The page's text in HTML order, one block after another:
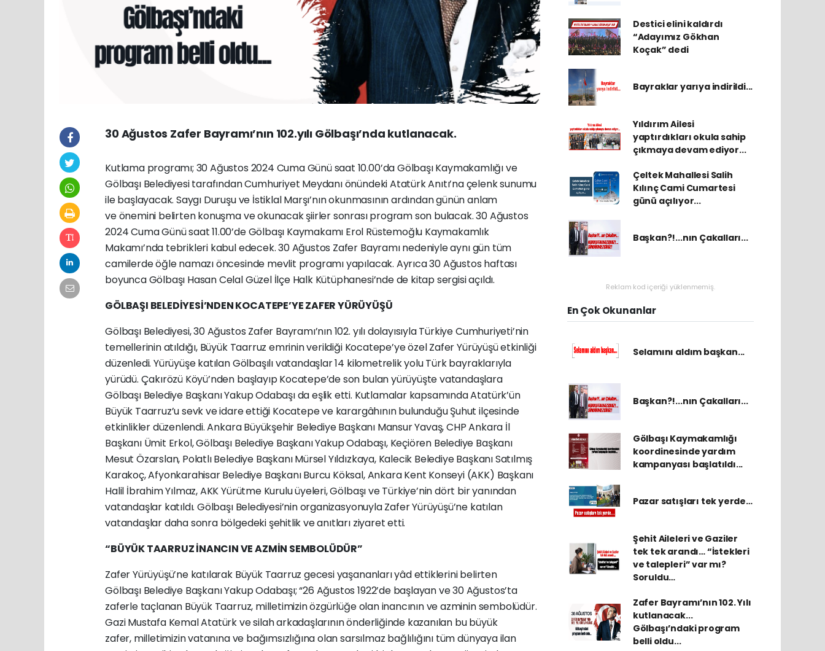
30 Ağustos Zafer Bayramı’nın 102.yılı Gölbaşı’nda kutlanacak.
Kutlama programı; 30 Ağustos 2024 Cuma Günü saat 10.00’da Gölbaşı Kaymakamlığı ve
Gölbaşı Belediyesi tarafından Cumhuriyet Meydanı önündeki Atatürk Anıtı’na çelenk sunumu
ilebaşlayacak. Saygı Duruşu ve İstiklal Marşı’nın okunmasının ardından günün anlam
veönemini belirten konuşma ve okunacak şiirler sonrası program son bulacak.30 Ağustos
2024 Cuma Günü saat 11.00’de Gölbaşı Kaymakamı Erol Rüstemoğlu Kaymakamlık
Makamı’nda tebrikleri kabul edecek. 30 Ağustos Zafer Bayramı nedeniyle aynıgün tüm
camilerde öğle namazı öncesinde mevlit programı yapılacak. Ayrıca 30 Ağustos haftası
boyunca Gölbaşı Hasan Celal Güzel İlçe Halk Kütüphanesi’nde de kitap sergisi açıldı.
GÖLBAŞI BELEDİYESİ’NDEN KOCATEPE’YE ZAFER YÜRÜYÜŞÜ
Gölbaşı Belediyesi, 30 Ağustos Zafer Bayramı’nın 102. yılı dolayısıyla TürkiyeCumhuriyeti’nin
temellerinin atıldığı, Büyük Taarruz emrinin verildiği Kocatepe’ye özelZafer Yürüyüşü etkinliği
düzenledi. Yürüyüşe katılan Gölbaşılı vatandaşlar 14 kilometrelikyolu Türk bayraklarıyla
yürüdü. Çakırözü Köyü’nden başlayıp Kocatepe’de son bulanyürüyüşte vatandaşlara
Gölbaşı Belediye Başkanı Yakup Odabaşı da eşlik etti. Kutlamalar kapsamında Atatürk’ün
Büyük Taarruz’u sevk ve idare ettiği Kocatepe ve karargâhınınbulunduğu Şuhut ilçesinde
etkinlikler düzenlendi. Ankara Büyükşehir Belediye Başkanı Mansur Yavaş, CHP Ankara İl
Başkanı Ümit Erkol, Gölbaşı Belediye Başkanı YakupOdabaşı, Keçiören Belediye Başkanı
Mesut Özarslan, Polatlı Belediye Başkanı MürselYıldızkaya, Kalecik Belediye Başkanı Satılmış
Karakoç, Afyonkarahisar Belediye BaşkanıBurcu Köksal, Ankara Kent Konseyi (AKK) Başkanı
Halil İbrahim Yılmaz, AKK Yürütme Kurulu üyeleri, Gölbaşı ve Türkiye’nin dört bir yanından
vatandaşlar katıldı. Gölbaşı Belediyesi’nin organizasyonuyla Zafer Yürüyüşü’ne katılan
vatandaşlar daha sonra bölgedeki şehitlik ve anıtları ziyaret etti.
“BÜYÜK TAARRUZ İNANCIN VE AZMİN SEMBOLÜDÜR”
Zafer Yürüyüşü’ne katılarak Büyük Taarruz gecesi yaşananları yâd ettiklerini belirten
Gölbaşı Belediye Başkanı Yakup Odabaşı; “26 Ağustos 1922’de başlayan ve 30 Ağustos’ta
zaferle taçlanan Büyük Taarruz, milletimizin özgürlüğe olan inancının ve azminin sembolüdür.
GaziMustafa Kemal Atatürk ve silah arkadaşlarının önderliğinde kazanılan bu büyük
zafer, milletimizin vatanına ve bağımsızlığına olan sarsılmaz bağlılığını tüm dünyaya ilan
Destici elini kaldırdı
“Adayımız Gökhan
Koçak” dedi
Bayraklar yarıya indirildi...
Yıldırım Ailesi
yaptırdıkları okula sahip
çıkmaya devam ediyor...
Çeltek Mahallesi Salih
Kılınç Cami Cumartesi
günü açılıyor...
Başkan?!...nın Çakalları...
Reklam kod içeriği yüklenmemiş.
En Çok Okunanlar
Selamını aldım başkan...
Başkan?!...nın Çakalları...
Gölbaşı Kaymakamlığı
koordinesinde yardım
kampanyası başlatıldı...
Pazar satışları tek yerde…
Şehit Aileleri ve Gaziler
tek tek arandı… “İstekleri
ve talepleri” var mı?
Soruldu…
Zafer Bayramı’nın 102. Yılı
kutlanacak...
Gölbaşı’ndaki program
belli oldu...